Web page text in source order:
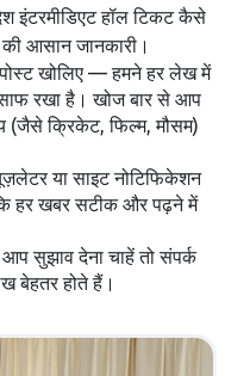
इंटरमीडिएट हॉल टिकट कैसे
आसान जानकारी।
पोस्ट खोलिए — हमने हर लेख में
रखा है। खोज बार से आप
(जैसे क्रिकेट, फिल्म, मौसम)
या साइट नोटिफिकेशन
हर खबर सटीक और पढ़ने में
सुझाव देना चाहें तो संपर्क
बेहतर होते हैं।